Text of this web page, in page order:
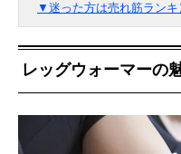
▼迷った方は売れ筋ランキ
レッグウォーマーの